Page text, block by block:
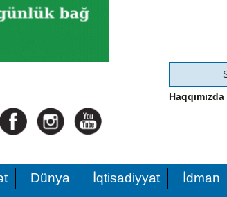
Haqqımızda
Dünya İqtisadiyyat İdman